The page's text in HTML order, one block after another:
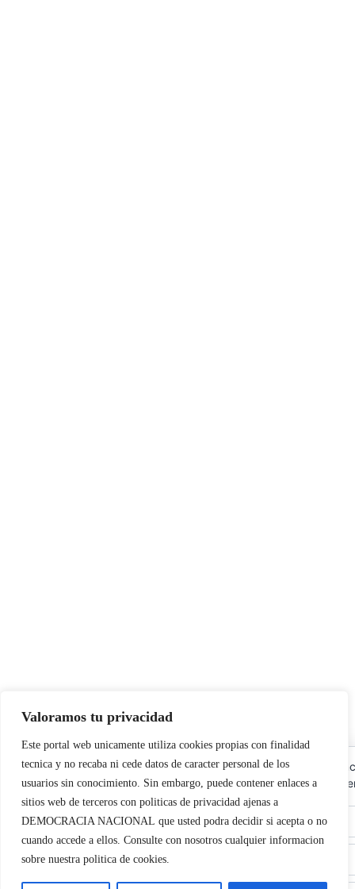
Valoramos tu privacidad
Este portal web unicamente utiliza cookies propias con finalidad
tecnica y no recaba ni cede datos de caracter personal de los
usuarios sin conocimiento. Sin embargo, puede contener enlaces a
sitios web de terceros con politicas de privacidad ajenas a
DEMOCRACIA NACIONAL que usted podra decidir si acepta o no
cuando accede a ellos. Consulte con nosotros cualquier informacion
sobre nuestra politica de cookies.
Utilizamos cookies propias y de terceros para garantizar el
las cookies, rechazar las no necesarias o configurar sus